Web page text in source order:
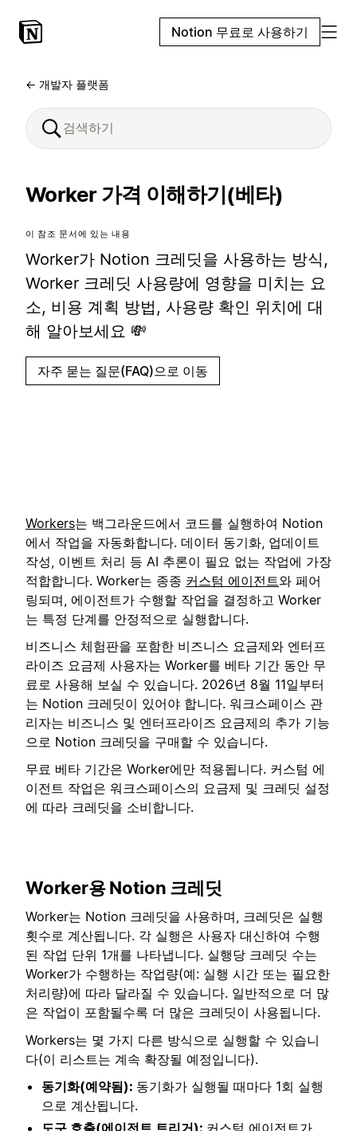
Notion 무료로 사용하기
← 개발자 플랫폼
Worker 가격 이해하기(베타)
이 참조 문서에 있는 내용
Worker가 Notion 크레딧을 사용하는 방식,
Worker 크레딧 사용량에 영향을 미치는 요
소, 비용 계획 방법, 사용량 확인 위치에 대
해 알아보세요 💸
자주 묻는 질문(FAQ)으로 이동
Workers는 백그라운드에서 코드를 실행하여 Notion
에서 작업을 자동화합니다. 데이터 동기화, 업데이트
작성, 이벤트 처리 등 AI 추론이 필요 없는 작업에 가장
적합합니다. Worker는 종종 커스텀 에이전트와 페어
링되며, 에이전트가 수행할 작업을 결정하고 Worker
는 특정 단계를 안정적으로 실행합니다.
비즈니스 체험판을 포함한 비즈니스 요금제와 엔터프
라이즈 요금제 사용자는 Worker를 베타 기간 동안 무
료로 사용해 보실 수 있습니다. 2026년 8월 11일부터
는 Notion 크레딧이 있어야 합니다. 워크스페이스 관
리자는 비즈니스 및 엔터프라이즈 요금제의 추가 기능
으로 Notion 크레딧을 구매할 수 있습니다.
무료 베타 기간은 Worker에만 적용됩니다. 커스텀 에
이전트 작업은 워크스페이스의 요금제 및 크레딧 설정
에 따라 크레딧을 소비합니다.
Worker용 Notion 크레딧
Worker는 Notion 크레딧을 사용하며, 크레딧은 실행
횟수로 계산됩니다. 각 실행은 사용자 대신하여 수행
된 작업 단위 1개를 나타냅니다. 실행당 크레딧 수는
Worker가 수행하는 작업량(예: 실행 시간 또는 필요한
처리량)에 따라 달라질 수 있습니다. 일반적으로 더 많
은 작업이 포함될수록 더 많은 크레딧이 사용됩니다.
Workers는 몇 가지 다른 방식으로 실행할 수 있습니
다(이 리스트는 계속 확장될 예정입니다).
동기화(예약됨): 동기화가 실행될 때마다 1회 실행
으로 계산됩니다.
도구 호출(에이전트 트리거): 커스텀 에이전트가